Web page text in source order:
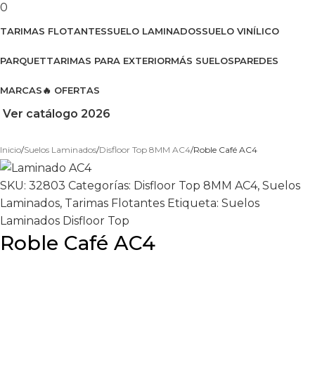
0
TARIMAS FLOTANTESSUELO LAMINADOSSUELO VINÍLICO
PARQUETTARIMAS PARA EXTERIORMÁS SUELOSPAREDES
MARCAS🔥 OFERTAS
Ver catálogo 2026
Inicio Suelos Laminados Disfloor Top 8MM AC4 Roble Café AC4
SKU: 32803 Categorías: Disfloor Top 8MM AC4, Suelos
Laminados, Tarimas Flotantes Etiqueta: Suelos
Laminados Disfloor Top
Roble Café AC4